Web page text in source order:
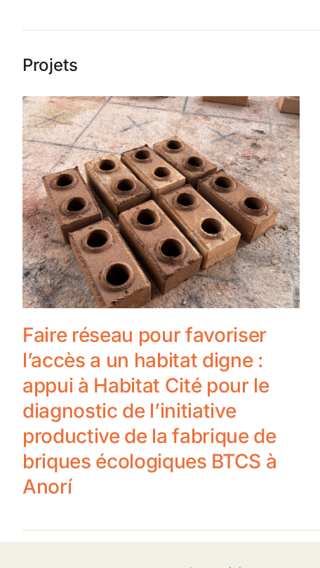
Projets
Faire réseau pour favoriser
l’accès a un habitat digne :
appui à Habitat Cité pour le
diagnostic de l’initiative
productive de la fabrique de
briques écologiques BTCS à
Anorí